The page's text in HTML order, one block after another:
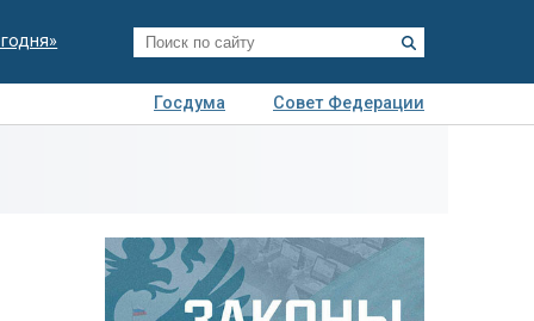
Госдума
Совет Федерации